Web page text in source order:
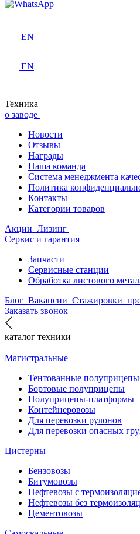
EN
EN
Техника
о заводе
Новости
Отзывы
Награды
Наша команда
Система менеджмента
Политика
Контакты
Категории товаров
Акции Лизинг
Сервис и гарантия
Запчасти
Сервисные станции
Обработка листового
Блог Вакансии Стажировки
Заказать звонок
каталог техники
Магистральные
Тентованные полуприцепы
Бортовые полуприцепы
Полуприцепы-платформы
Контейнеровозы
Для перевозки рулонов
Для перевозки опасных
Цистерны
Бензовозы
Битумовозы
Нефтевозы с
Нефтевозы без
Цементовозы